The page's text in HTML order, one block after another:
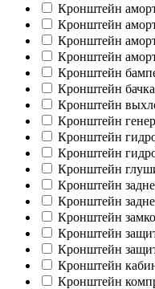
Кронштейн
Кронштейн
Кронштейн
Кронштейн
Кронштейн
Кронштейн
Кронштейн
Кронштейн
Кронштейн
Кронштейн
Кронштейн
Кронштейн
Кронштейн
Кронштейн
Кронштейн
Кронштейн
Кронштейн
Кронштейн